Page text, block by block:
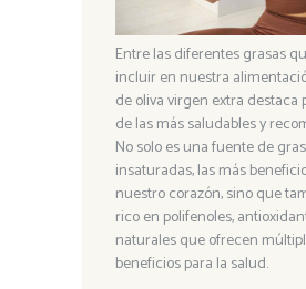
Entre las diferentes grasas
incluir en nuestra
de oliva virgen extra destaca
de las más saludables y
No solo es una fuente de
insaturadas, las más
nuestro corazón, sino que
rico en polifenoles,
naturales que ofrecen
beneficios para la salud.